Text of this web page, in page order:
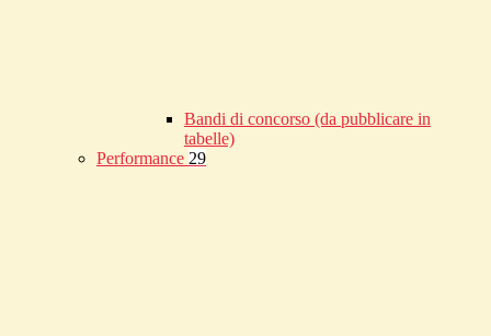
Bandi di concorso (da pubblicare in
tabelle)
Performance 29